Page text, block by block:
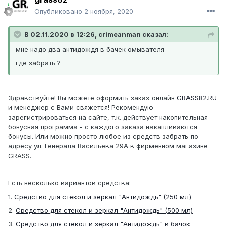
Опубликовано 2 ноября, 2020
В 02.11.2020 в 12:26, crimeanman сказал:
мне надо два антидождя в бачек омывателя
где забрать ?
Здравствуйте! Вы можете оформить заказ онлайн GRASS82.RU
и менеджер с Вами свяжется! Рекомендую
зарегистрироваться на сайте, т.к. действует накопительная
бонусная программа - с каждого заказа накапливаются
бонусы. Или можно просто любое из средств забрать по
адресу ул. Генерала Васильева 29А в фирменном магазине
GRASS.
Есть несколько вариантов средства:
1. Средство для стекол и зеркал "Антидождь" (250 мл)
2. Средство для стекол и зеркал "Антидождь" (500 мл)
3. Средство для стекол и зеркал "Антидождь" в бачок